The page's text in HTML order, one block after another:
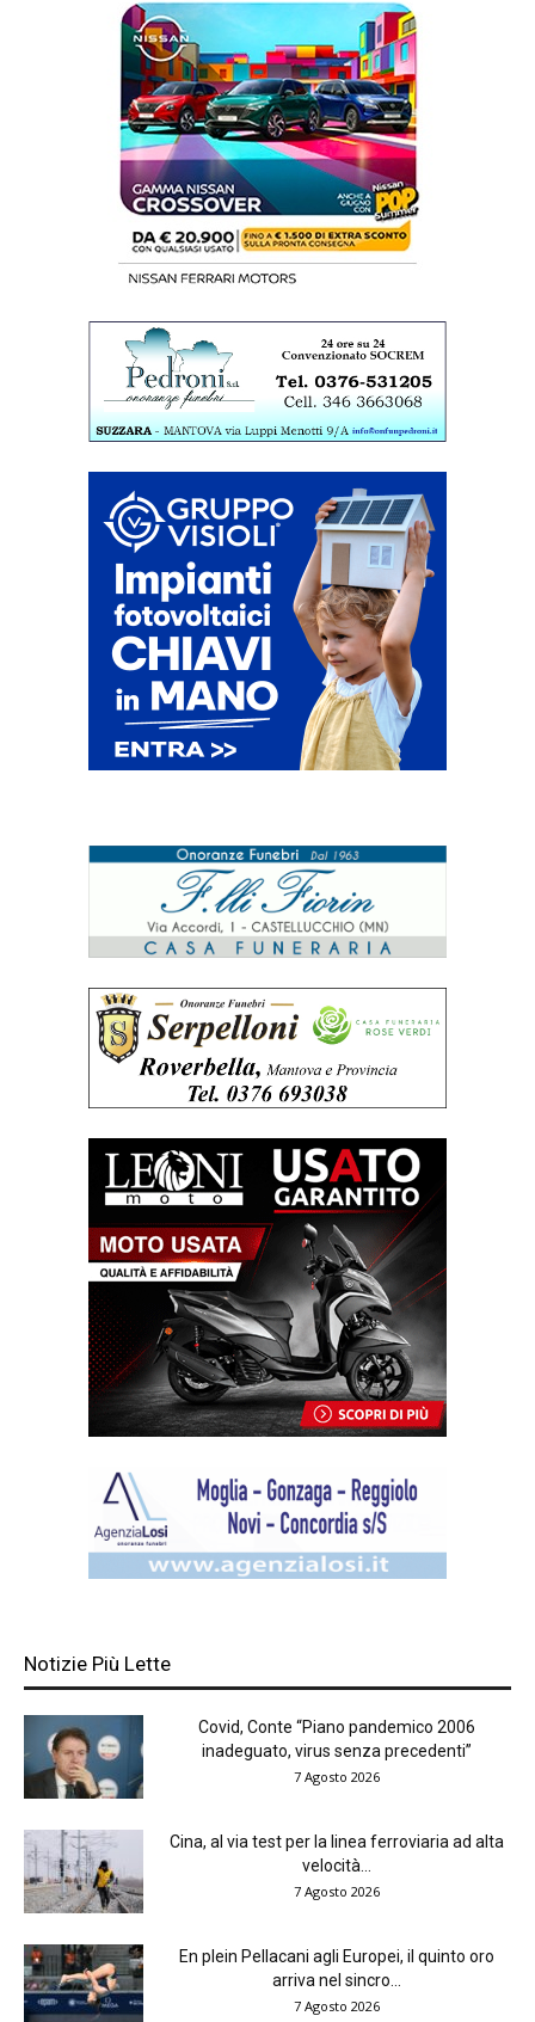
Notizie Più Lette
Covid, Conte “Piano pandemico 2006
inadeguato, virus senza precedenti”
7 Agosto 2026
Cina, al via test per la linea ferroviaria ad alta
velocità...
7 Agosto 2026
En plein Pellacani agli Europei, il quinto oro
arriva nel sincro...
7 Agosto 2026